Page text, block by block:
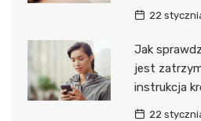
22
Jak
jest
instrukcja
22